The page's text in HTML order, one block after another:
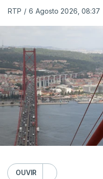
RTP / 6 Agosto 2026, 08:37
OUVIR